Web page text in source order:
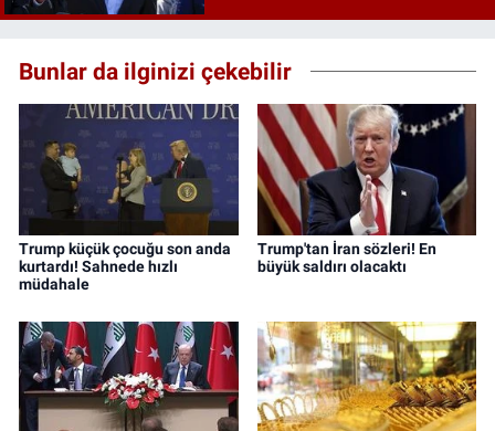
Bunlar da ilginizi çekebilir
Trump küçük çocuğu son anda
kurtardı! Sahnede hızlı
müdahale
Trump'tan İran sözleri! En
büyük saldırı olacaktı